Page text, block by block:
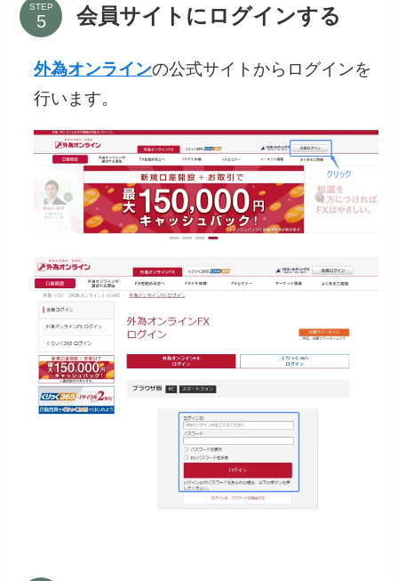
STEP 会員サイトにログインする
外為オンラインの公式サイトからログインを
行います。